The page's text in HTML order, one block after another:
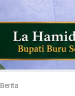
Berita